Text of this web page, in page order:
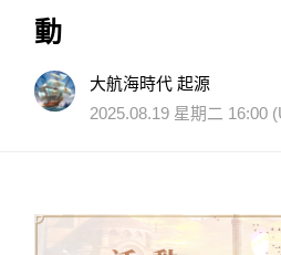
動
大航海時代 起源
2025.08.19 星期二 16:00